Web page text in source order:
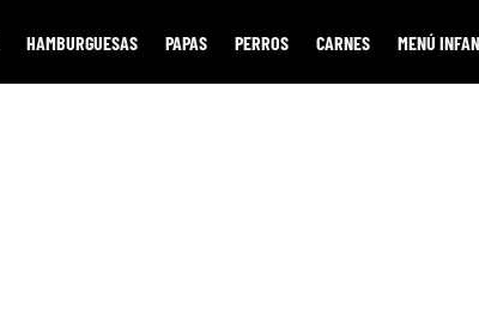
HAMBURGUESAS PAPAS PERROS CARNES MENÚ